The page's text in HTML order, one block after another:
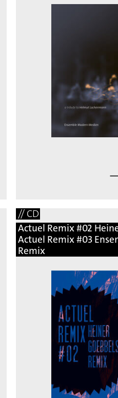
// CD
Actuel Remix #02
Actuel Remix #03
Remix